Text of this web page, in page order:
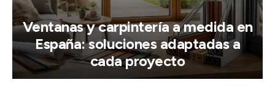
Ventanas y carpintería a medida en
España: soluciones adaptadas a
cada proyecto